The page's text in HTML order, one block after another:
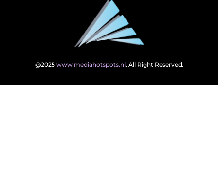
@2025 www.mediahotspots.nl. All Right Reserved.